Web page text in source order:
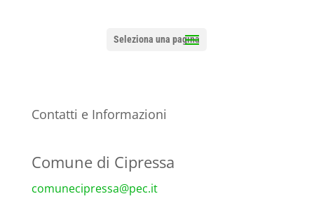
Seleziona una pagina
Contatti e Informazioni
Comune di Cipressa
comunecipressa@pec.it